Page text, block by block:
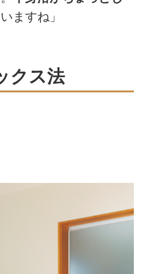
ますね」
クス法